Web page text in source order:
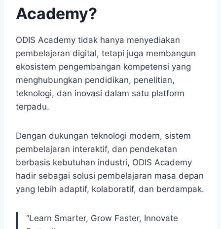
Academy?
ODIS Academy tidak hanya menyediakan
pembelajaran digital, tetapi juga membangun
ekosistem pengembangan kompetensi yang
menghubungkan pendidikan, penelitian,
teknologi, dan inovasi dalam satu platform
terpadu.
Dengan dukungan teknologi modern, sistem
pembelajaran interaktif, dan pendekatan
berbasis kebutuhan industri, ODIS Academy
hadir sebagai solusi pembelajaran masa depan
yang lebih adaptif, kolaboratif, dan berdampak.
“Learn Smarter, Grow Faster, Innovate